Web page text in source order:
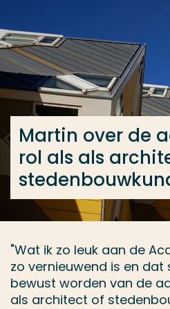
Martin over de
rol als als
"Wat ik zo leuk aan de
zo vernieuwend is en dat
bewust worden van de
als architect of
Veel gezocht
Opleiding
Contact